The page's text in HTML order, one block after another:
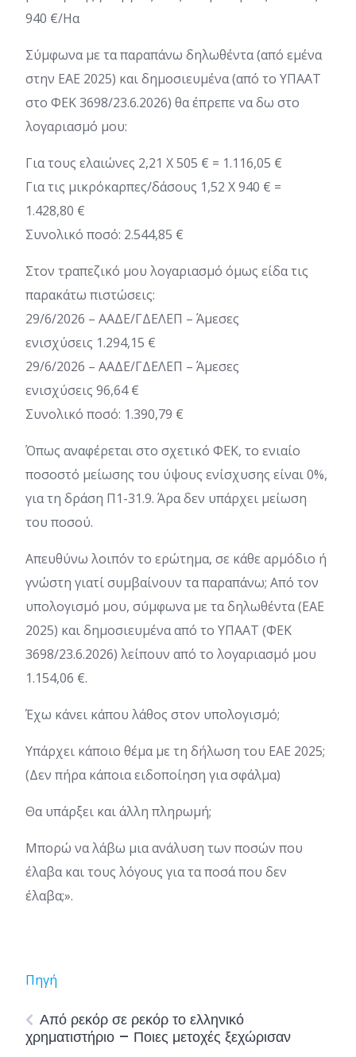
940 €/Ηα
Σύμφωνα με τα παραπάνω δηλωθέντα (από εμένα
στην ΕΑΕ 2025) και δημοσιευμένα (από το ΥΠΑΑΤ
στο ΦΕΚ 3698/23.6.2026) θα έπρεπε να δω στο
λογαριασμό μου:
Για τους ελαιώνες 2,21 Χ 505 € = 1.116,05 €
Για τις μικρόκαρπες/δάσους 1,52 Χ 940 € =
1.428,80 €
Συνολικό ποσό: 2.544,85 €
Στον τραπεζικό μου λογαριασμό όμως είδα τις
παρακάτω πιστώσεις:
29/6/2026 – ΑΑΔΕ/ΓΔΕΛΕΠ – Άμεσες
ενισχύσεις 1.294,15 €
29/6/2026 – ΑΑΔΕ/ΓΔΕΛΕΠ – Άμεσες
ενισχύσεις 96,64 €
Συνολικό ποσό: 1.390,79 €
Όπως αναφέρεται στο σχετικό ΦΕΚ, το ενιαίο
ποσοστό μείωσης του ύψους ενίσχυσης είναι 0%,
για τη δράση Π1-31.9. Άρα δεν υπάρχει μείωση
του ποσού.
Απευθύνω λοιπόν το ερώτημα, σε κάθε αρμόδιο ή
γνώστη γιατί συμβαίνουν τα παραπάνω; Από τον
υπολογισμό μου, σύμφωνα με τα δηλωθέντα (ΕΑΕ
2025) και δημοσιευμένα από το ΥΠΑΑΤ (ΦΕΚ
3698/23.6.2026) λείπουν από το λογαριασμό μου
1.154,06 €.
Έχω κάνει κάπου λάθος στον υπολογισμό;
Υπάρχει κάποιο θέμα με τη δήλωση του ΕΑΕ 2025;
(Δεν πήρα κάποια ειδοποίηση για σφάλμα)
Θα υπάρξει και άλλη πληρωμή;
Μπορώ να λάβω μια ανάλυση των ποσών που
έλαβα και τους λόγους για τα ποσά που δεν
έλαβα;».
Πηγή
Από ρεκόρ σε ρεκόρ το ελληνικό
χρηματιστήριο – Ποιες μετοχές ξεχώρισαν